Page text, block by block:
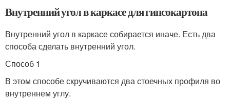
Внутренний угол в каркасе для гипсокартона
Внутренний угол в каркасе собирается иначе. Есть два
способа сделать внутренний угол.
Способ 1
В этом способе скручиваются два стоечных профиля во
внутреннем углу.